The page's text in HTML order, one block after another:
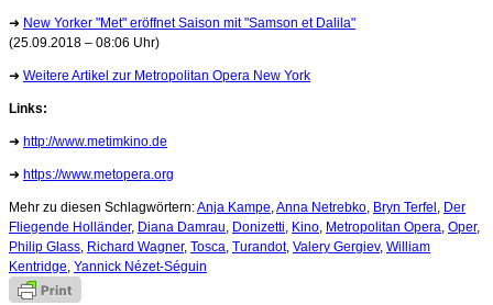
➜ New Yorker "Met" eröffnet Saison mit "Samson et Dalila"
(25.09.2018 – 08:06 Uhr)
➜ Weitere Artikel zur Metropolitan Opera New York
Links:
➜ http://www.metimkino.de
➜ https://www.metopera.org
Mehr zu diesen Schlagwörtern:Anja Kampe,Anna Netrebko, Bryn Terfel , Der
Fliegende Holländer, Diana Damrau, Donizetti, Kino, Metropolitan Opera, Oper,
Philip Glass, Richard Wagner, Tosca, Turandot, Valery Gergiev, William
Kentridge, Yannick Nézet-Séguin